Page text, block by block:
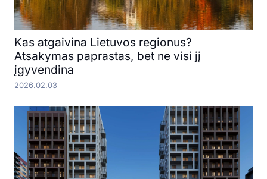
Kas atgaivina Lietuvos regionus?
Atsakymas paprastas, bet ne visi jį
įgyvendina
2026.02.03